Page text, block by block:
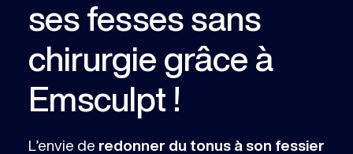
ses fesses sans
chirurgie grâce à
Emsculpt !
L’envie de redonner du tonus à son fessier